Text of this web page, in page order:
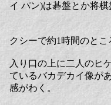
イ パン)は碁盤とか将棋
クシーで約1時間のとこ
入り口の上に二人のヒ
ているバカデカイ像が
感がわく。